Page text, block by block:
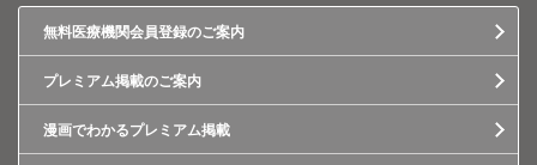
無料医療機関会員登録のご案内
プレミアム掲載のご案内
漫画でわかるプレミアム掲載